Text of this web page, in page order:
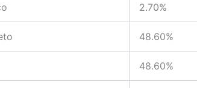
2.70%
48.60%
48.60%